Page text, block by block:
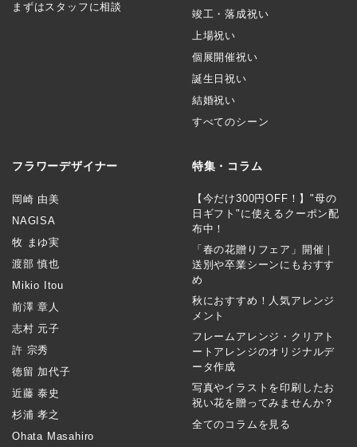
まずはスタッフに相談
竣工・落成祝い
上場祝い
個展開催祝い
誕生日祝い
結婚祝い
すべてのシーン
フラワーデザイナー
岡崎 由美
NAGISA
牧 まゆ実
渡部 慎也
Mikio Itou
前澤 章人
志村 元子
許 宗秀
徳留 加代子
近藤 泰史
杉浦 孝之
Ohata Masahiro
特集・コラム
【今だけ300円OFF！】"母の
日ギフト"に使えるクーポン配
布中！
「春の花贈りフェア」開催｜
送別や卒業シーンにもおすす
め
秋におすすめ！人気アレンジ
メント
フレームアレンジ・クリアト
ートアレンジのオリジナルデ
ータ作成
写真やイラストを印刷したお
祝い花を贈ってみませんか？
全てのコラムを見る